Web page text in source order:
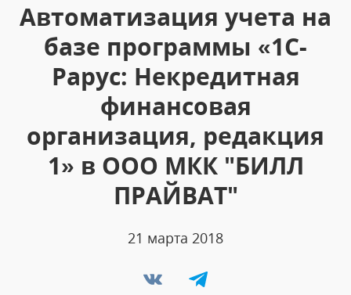
Автоматизация учета на
базе программы «1С-
Рарус: Некредитная
финансовая
организация, редакция
1» в ООО МКК "БИЛЛ
ПРАЙВАТ"
21 марта 2018